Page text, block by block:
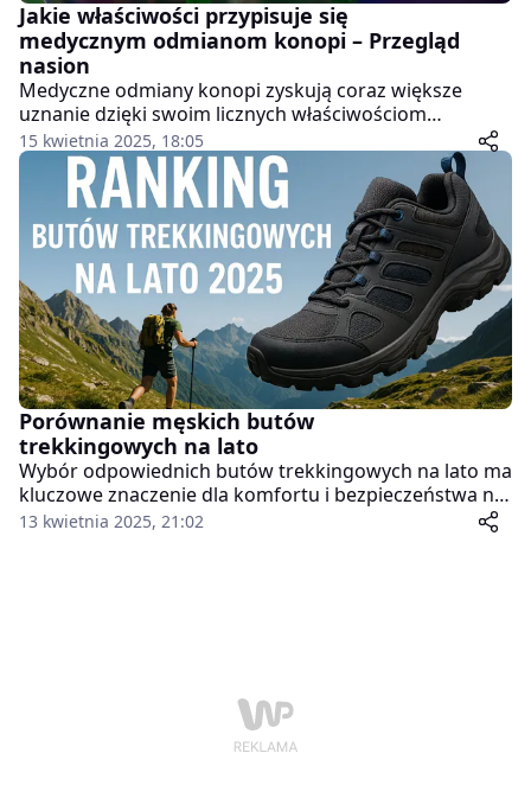
Jakie właściwości przypisuje się
medycznym odmianom konopi – Przegląd
nasion
Medyczne odmiany konopi zyskują coraz większe
uznanie dzięki swoim licznych właściwościom
zdrowotnym. W artykule omówimy różne nasiona
konopi oraz ich potencjalne zastosowanie w terapii
wielu schorzeń. Zapraszamy do lektury. Sprawdź, jak
konopie mogą wpływać na zdrowie i samopoczucie!
15 kwietnia 2025, 18:05
Porównanie męskich butów
trekkingowych na lato
Wybór odpowiednich butów trekkingowych na lato ma
kluczowe znaczenie dla komfortu i bezpieczeństwa na
szlaku w ciepłe dni. Latem stopy potrzebują
13 kwietnia 2025, 21:02